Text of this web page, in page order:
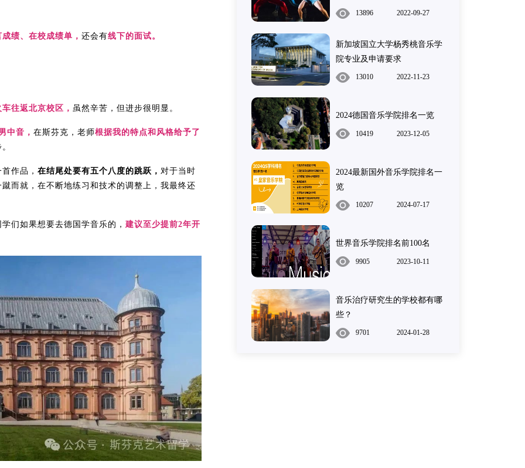
绩、在校成绩单， 还会有线下的面试。
往返北京校区， 虽然辛苦，但进步很明显。
中音， 在斯芬克，老师根据我的特点和风格给予了
作品， 在结尾处要有五个八度的跳跃， 对于当时
而就，在不断地练习和技术的调整上，我最终还
们如果想要去德国学音乐的， 建议至少提前2年开
吗？
13896 2022-09-27
新加坡国立大学杨秀桃音乐学
院专业及申请要求
13010 2022-11-23
2024德国音乐学院排名一览
10419 2023-12-05
2024最新国外音乐学院排名一
览
10207 2024-07-17
世界音乐学院排名前100名
9905 2023-10-11
音乐治疗研究生的学校都有哪
些？
9701 2024-01-28